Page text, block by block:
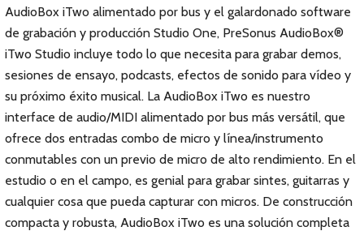
AudioBox iTwo alimentado por bus y el galardonado software
de grabación y producción Studio One, PreSonus AudioBox®
iTwo Studio incluye todo lo que necesita para grabar demos,
sesiones de ensayo, podcasts, efectos de sonido para vídeo y
su próximo éxito musical. La AudioBox iTwo es nuestro
interface de audio/MIDI alimentado por bus más versátil, que
ofrece dos entradas combo de micro y línea/instrumento
conmutables con un previo de micro de alto rendimiento. En el
estudio o en el campo, es genial para grabar sintes, guitarras y
cualquier cosa que pueda capturar con micros. De construcción
compacta y robusta, AudioBox iTwo es una solución completa